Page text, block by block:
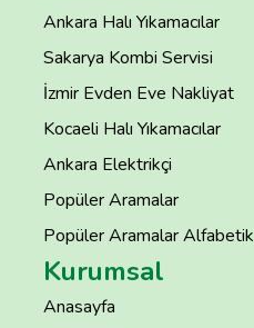
Ankara Halı Yıkamacılar
Sakarya Kombi Servisi
İzmir Evden Eve Nakliyat
Kocaeli Halı Yıkamacılar
Ankara Elektrikçi
Popüler Aramalar
Popüler Aramalar Alfabetik
Kurumsal
Anasayfa